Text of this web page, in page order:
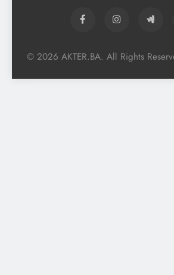
© 2026 AKTER.BA. All Rights